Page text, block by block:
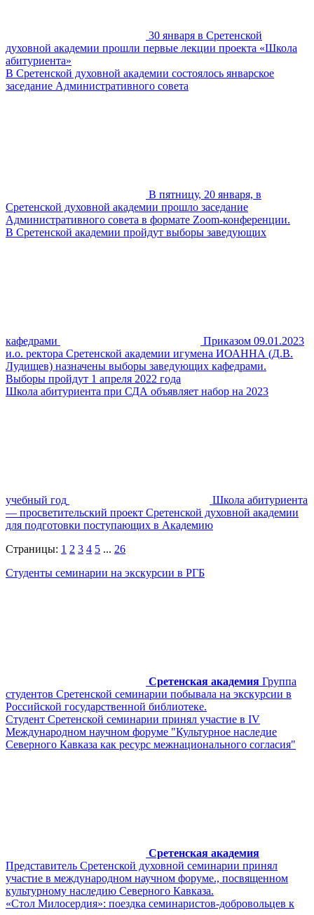
30 января в Сретенской
духовной академии прошли первые лекции проекта «Школа
абитуриента»
В Сретенской духовной академии состоялось январское
заседание Административного совета
В пятницу, 20 января, в
Сретенской духовной академии прошло заседание
Административного совета в формате Zoom-конференции.
В Сретенской академии пройдут выборы заведующих
кафедрами
Приказом 09.01.2023
и.о. ректора Сретенской академии игумена ИОАННА (Д.В.
Лудищев) назначены выборы заведующих кафедрами.
Выборы пройдут 1 апреля 2022 года
Школа абитуриента при СДА объявляет набор на 2023
учебный год
Школа абитуриента
— просветительский проект Сретенской духовной академии
для подготовки поступающих в Академию
Страницы: 1 2 3 4 5 ... 26
Студенты семинарии на экскурсии в РГБ
Сретенская академия Группа
студентов Сретенской семинарии побывала на экскурсии в
Российской государственной библиотеке.
Студент Сретенской семинарии принял участие в IV
Международном научном форуме "Культурное наследие
Северного Кавказа как ресурс межнационального согласия"
Сретенская академия
Представитель Сретенской духовной семинарии принял
участие в международном научном форуме., посвященном
культурному наследию Северного Кавказа.
«Стол Милосердия»: поездка семинаристов-добровольцев к